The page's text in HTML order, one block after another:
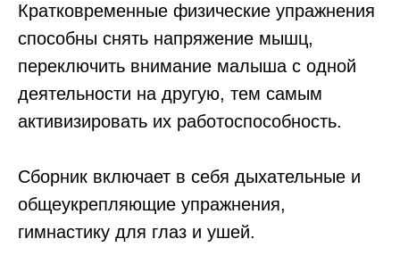
Кратковременные физические упражнения
способны снять напряжение мышц,
переключить внимание малыша с одной
деятельности на другую, тем самым
активизировать их работоспособность.
Сборник включает в себя дыхательные и
общеукрепляющие упражнения,
гимнастику для глаз и ушей.